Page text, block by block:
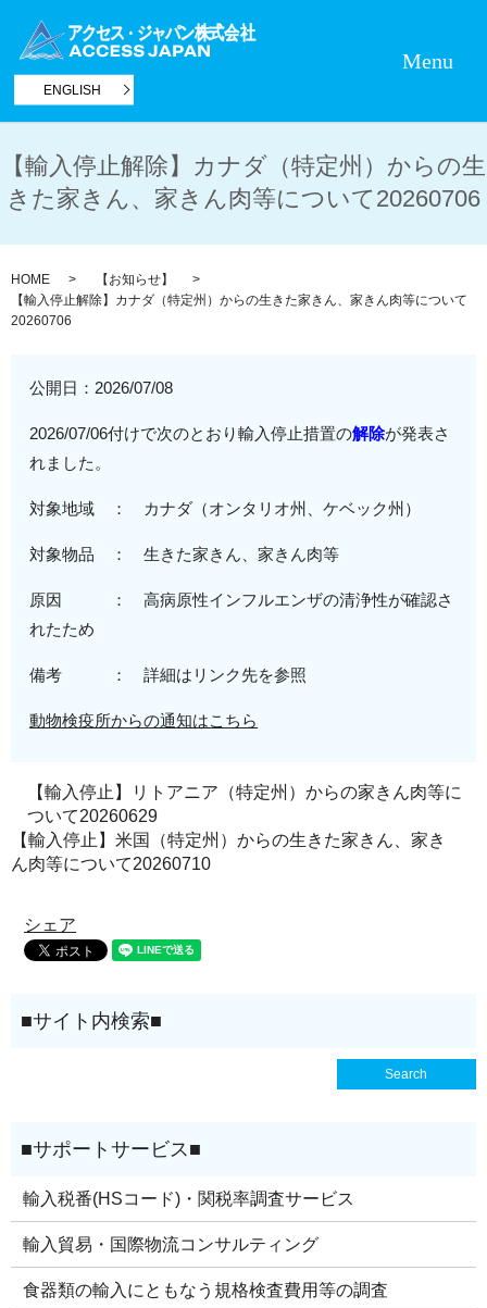
ENGLISH
Menu
【輸入停止解除】カナダ（特定州）からの生
きた家きん、家きん肉等について20260706
HOME
【お知らせ】
【輸入停止解除】カナダ（特定州）からの生きた家きん、家きん肉等について
20260706
公開日： 2026/07/08
2026/07/06付けで次のとおり輸入停止措置の解除が発表さ
れました。
対象地域 ： カナダ （オンタリオ州、ケベック州 ）
対象物品 ：生きた家きん、家きん肉等
原因 ：高病原性インフルエンザの清浄性が確認さ
れたため
備考 ： 詳細はリンク先を参照
動物検疫所からの通知はこちら
【輸入停止】リトアニア（特定州）からの家きん肉等に
ついて20260629
【輸入停止】米国（特定州）からの生きた家きん、家き
ん肉等について20260710
シェア
輸入税番(HSコード)・関税率調査サービス
輸入貿易・国際物流コンサルティング
食器類の輸入にともなう規格検査費用等の調査